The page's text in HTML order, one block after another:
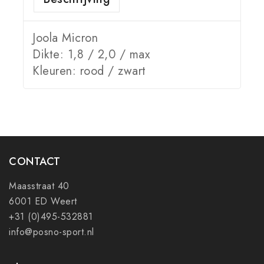
Joola Micron
Dikte: 1,8 / 2,0 / max
Kleuren: rood / zwart
CONTACT
Maasstraat 40
6001 ED Weert
+31 (0)495-532881
info@posno-sport.nl